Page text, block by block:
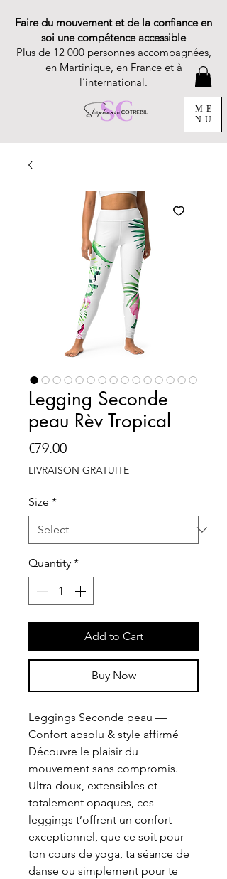
Faire du mouvement et de la confiance en
soi une compétence accessible
Plus de 12 000 personnes accompagnées,
en Martinique, en France et à
l’international.
ME
NU
Legging Seconde
peau Rèv Tropical
€79.00Price
LIVRAISON GRATUITE
Size *
Quantity *
Add to Cart
Buy Now
Leggings Seconde peau —
Confort absolu & style affirmé
Découvre le plaisir du
mouvement sans compromis.
Ultra-doux, extensibles et
totalement opaques, ces
leggings t’offrent un confort
exceptionnel, que ce soit pour
ton cours de yoga, ta séance de
danse ou simplement pour te